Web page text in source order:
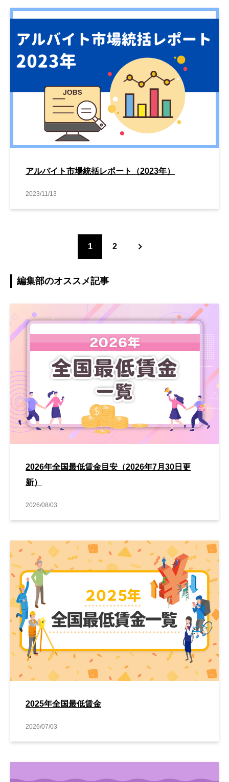
アルバイト市場統括レポート（2023年）
2023/11/13
1 2
編集部のオススメ記事
2026年全国最低賃金目安（2026年7月30日更
新）
2026/08/03
2025年全国最低賃金
2026/07/03